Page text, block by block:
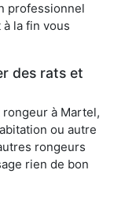
professionnel
la fin vous
des rats et
rongeur à Martel,
ou autre
rongeurs
rien de bon